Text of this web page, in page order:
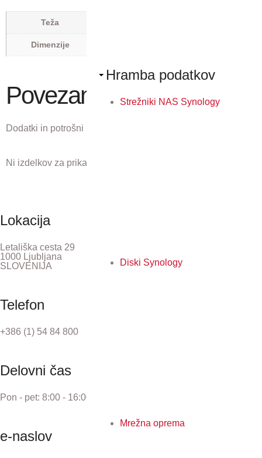
Hramba podatkov
Strežniki NAS Synology
Diski Synology
Mrežna oprema
Teža
Dimenzije
Povezani izdelki
Dodatki in potrošni material, ki ustreza temu izdelku.
Ni izdelkov za prikaz.
Lokacija
Letališka cesta 29
1000 Ljubljana
SLOVENIJA
Telefon
+386 (1) 54 84 800
Delovni čas
Pon - pet: 8:00 - 16:00
e-naslov